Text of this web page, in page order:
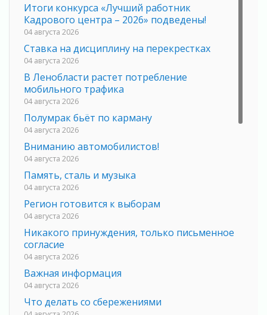
Итоги конкурса «Лучший работник
Кадрового центра – 2026» подведены!
04 августа 2026
Ставка на дисциплину на перекрестках
04 августа 2026
В Ленобласти растет потребление
мобильного трафика
04 августа 2026
Полумрак бьёт по карману
04 августа 2026
Вниманию автомобилистов!
04 августа 2026
Память, сталь и музыка
04 августа 2026
Регион готовится к выборам
04 августа 2026
Никакого принуждения, только письменное
согласие
04 августа 2026
Важная информация
04 августа 2026
Что делать со сбережениями